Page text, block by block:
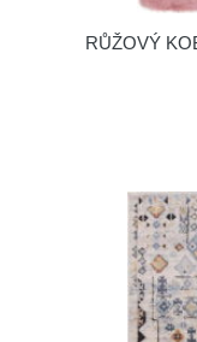
RŮŽOVÝ